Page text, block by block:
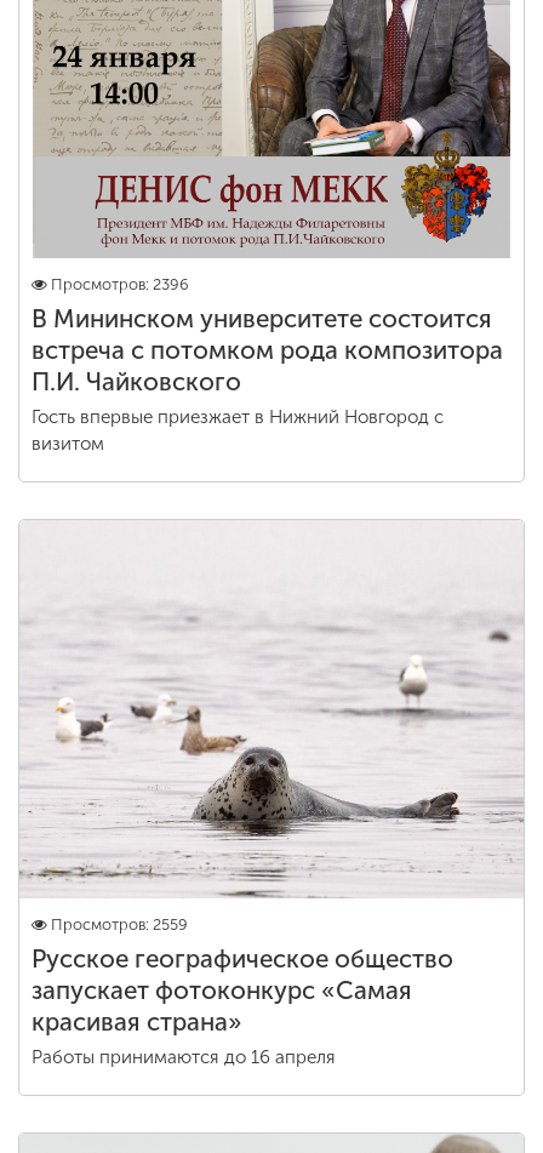
Обучение
Наука
Международная
деятельность
Другие виды
деятельности
Студенческая жизнь
Сведения об
ENG SPN
Приемная
комиссия
+7 (831) 262-26-20
Просмотров: 2396
В Мининском университете состоится
встреча с потомком рода композитора
П.И. Чайковского
Гость впервые приезжает в Нижний Новгород с
визитом
Просмотров: 2559
Русское географическое общество
запускает фотоконкурс «Самая
красивая страна»
Работы принимаются до 16 апреля